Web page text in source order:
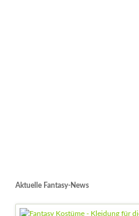
Aktuelle Fantasy-News